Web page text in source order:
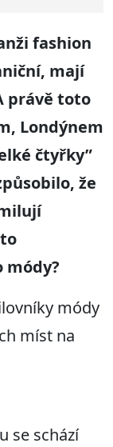
fashion
mají
právě toto
Londýnem
čtyřky”
že
módy?
módy
míst na
se schází